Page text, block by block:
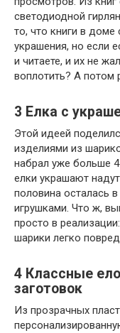
светодиодной
то, что книги в доме
украшения, но если
и читаете, и их не
воплотить? А потом
3 Елка с
Этой идеей
изделиями из
набрал уже больше
елки украшают
половина осталась
игрушками. Что ж,
просто в
шарики легко
4 Классные
заготовок
Из прозрачных